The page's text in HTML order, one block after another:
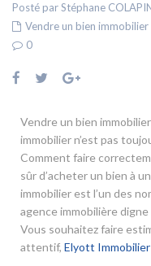
Posté par Stéphane
Vendre un bien immobilier
0
Vendre un bien
immobilier n’est pas
Comment faire
sûr d’acheter un bien à
immobilier est l’un des
agence immobilière digne
Vous souhaitez faire
attentif, Elyott Immobilier